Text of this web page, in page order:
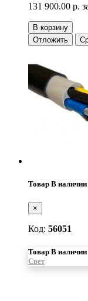
131 900.00 р.
В корзину
Отложить
Товар В наличии
×
Код: 56051
Товар В наличии
Свет